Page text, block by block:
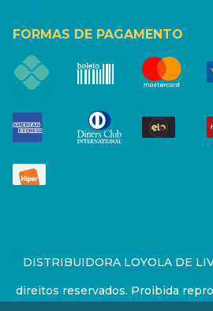
FORMAS DE PAGAMENTO
DISTRIBUIDORA LOYOLA DE
direitos reservados. Proibida